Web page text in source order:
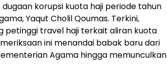
korupsi kuota haji periode tahun
Yaqut Cholil Qoumas. Terkini,
petinggi travel haji terkait aliran kuota
ini menandai babak baru dari
Agama hingga memunculkan